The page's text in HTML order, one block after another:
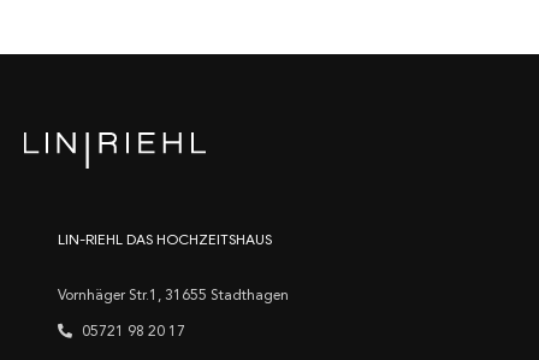
LIN-RIEHL DAS HOCHZEITSHAUS
Vornhäger Str.1, 31655 Stadthagen
05721 98 20 17